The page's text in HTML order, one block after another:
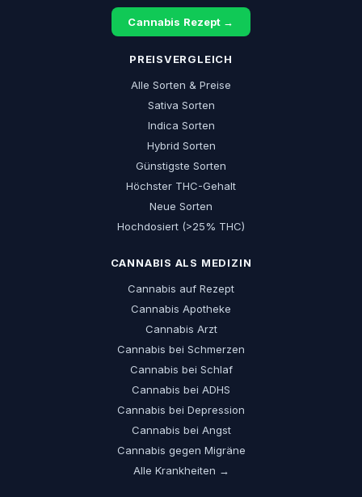
Cannabis Rezept →
PREISVERGLEICH
Alle Sorten & Preise
Sativa Sorten
Indica Sorten
Hybrid Sorten
Günstigste Sorten
Höchster THC-Gehalt
Neue Sorten
Hochdosiert (>25% THC)
CANNABIS ALS MEDIZIN
Cannabis auf Rezept
Cannabis Apotheke
Cannabis Arzt
Cannabis bei Schmerzen
Cannabis bei Schlaf
Cannabis bei ADHS
Cannabis bei Depression
Cannabis bei Angst
Cannabis gegen Migräne
Alle Krankheiten →